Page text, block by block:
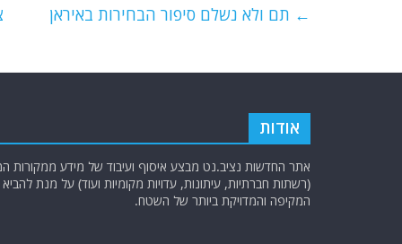
s
p
g
m
l
er
e
o
← תם ולא נשלם סיפור הבחירות באיראן
אודות
אתר החדשות נציב.נט מבצע איסוף ועיבוד של מידע ממקורות
(רשתות חברתיות, עיתונות, עדויות מקומיות ועוד) על מנת
המקיפה והמדויקת ביותר של השטח.